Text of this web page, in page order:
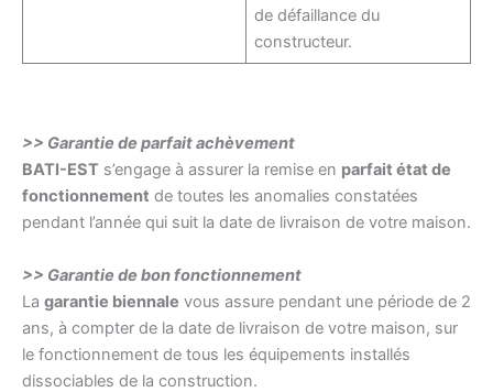
de défaillance du
constructeur.
>> Garantie de parfait achèvement
BATI-EST s’engage à assurer la remise en parfait état de
fonctionnement de toutes les anomalies constatées
pendant l’année qui suit la date de livraison de votre maison.
>> Garantie de bon fonctionnement
La garantie biennale vous assure pendant une période de 2
ans, à compter de la date de livraison de votre maison, sur
le fonctionnement de tous les équipements installés
dissociables de la construction.